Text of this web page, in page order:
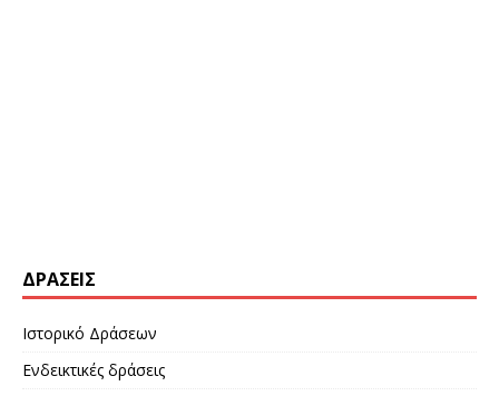
ΔΡΆΣΕΙΣ
Ιστορικό Δράσεων
Ενδεικτικές δράσεις